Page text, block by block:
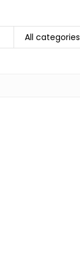
All categories